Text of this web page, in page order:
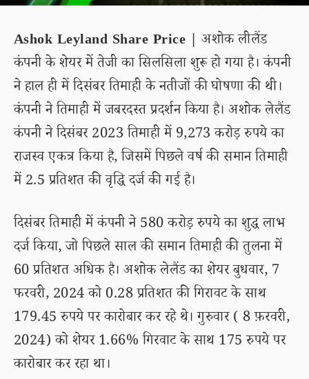
Ashok Leyland Share Price | अशोक लीलैंड
कंपनी के शेयर में तेजी का सिलसिला शुरू हो गया है। कंपनी
ने हाल ही में दिसंबर तिमाही के नतीजों की घोषणा की थी।
कंपनी ने तिमाही में जबरदस्त प्रदर्शन किया है। अशोक लेलैंड
कंपनी ने दिसंबर 2023 तिमाही में 9,273 करोड़ रुपये का
राजस्व एकत्र किया है, जिसमें पिछले वर्ष की समान तिमाही
में 2.5 प्रतिशत की वृद्धि दर्ज की गई है।
दिसंबर तिमाही में कंपनी ने 580 करोड़ रुपये का शुद्ध लाभ
दर्ज किया, जो पिछले साल की समान तिमाही की तुलना में
60 प्रतिशत अधिक है। अशोक लेलैंड का शेयर बुधवार, 7
फरवरी, 2024 को 0.28 प्रतिशत की गिरावट के साथ
179.45 रुपये पर कारोबार कर रहे थे। गुरुवार ( 8 फ़रवरी,
2024) को शेयर 1.66% गिरवाट के साथ 175 रुपये पर
कारोबार कर रहा था।